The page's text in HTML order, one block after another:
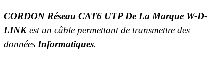
CORDON Réseau CAT6 UTP De La Marque W-D-
LINKest un câble permettant de transmettre des
données Informatiques.